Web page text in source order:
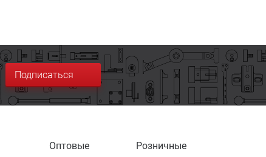
Подписаться
Оптовые
Розничные